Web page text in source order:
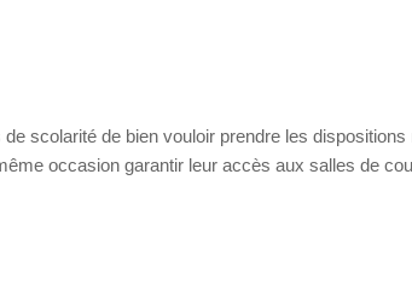
scolarité de bien vouloir prendre les
occasion garantir leur accès aux salles de